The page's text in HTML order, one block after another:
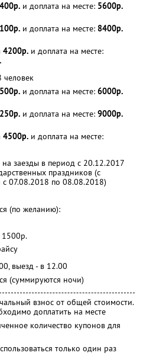
и доплата на месте: 5600р.
и доплата на месте: 8400р.
4200р. и доплата на месте:
человек
и доплата на месте: 6000р.
и доплата на месте: 9000р.
4500р. и доплата на месте:
на заезды в период с 20.12.2017
праздников (с
07.08.2018 по 08.08.2018)
(по желанию):
1500р.
выезд - в 12.00
(суммируются ночи)
взнос от общей стоимости.
доплатить на месте
количество купонов для
только один раз